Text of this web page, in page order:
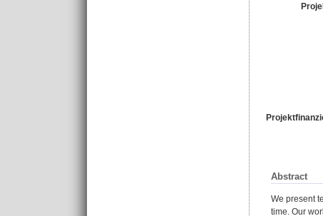
Abstract
We present
time. Our